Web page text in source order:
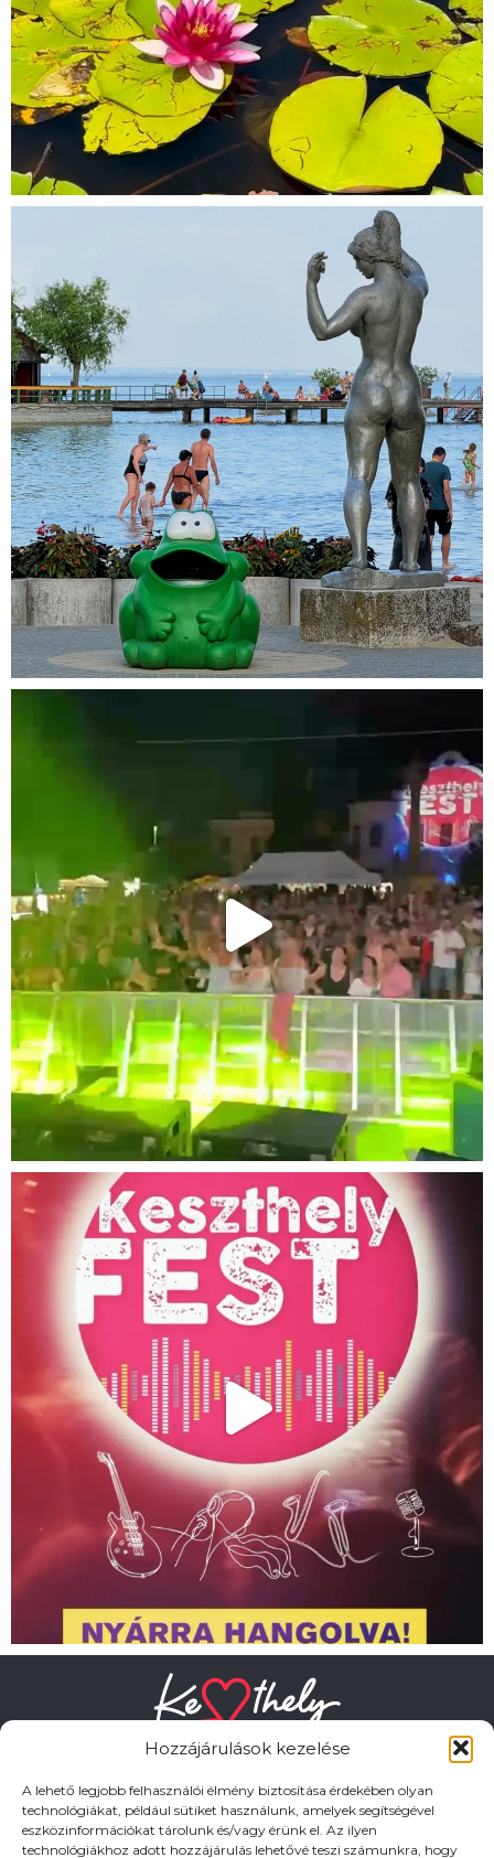
Hozzájárulások kezelése
A lehető legjobb felhasználói élmény biztosítása érdekében olyan
technológiákat, például sütiket használunk, amelyek segítségével
eszközinformációkat tárolunk és/vagy érünk el. Az ilyen
technológiákhoz adott hozzájárulás lehetővé teszi számunkra, hogy
HASZNOS LINKEK